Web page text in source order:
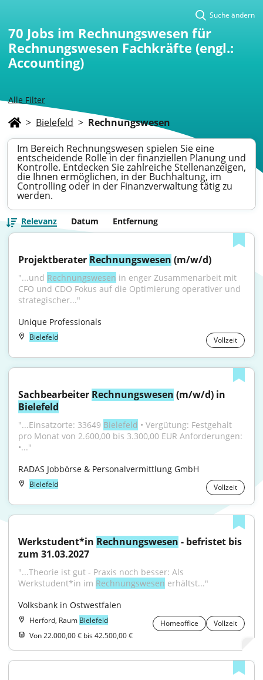
Alle Filter
Suche ändern
70 Jobs im Rechnungswesen für
Rechnungswesen Fachkräfte (engl.:
Accounting)
> Bielefeld > Rechnungswesen
Im Bereich Rechnungswesen spielen Sie eine
entscheidende Rolle in der finanziellen Planung und
Kontrolle. Entdecken Sie zahlreiche Stellenanzeigen,
die Ihnen ermöglichen, in der Buchhaltung, im
Controlling oder in der Finanzverwaltung tätig zu
werden.
Relevanz Datum Entfernung
Projektberater Rechnungswesen (m/w/d)
"...und Rechnungswesen in enger Zusammenarbeit mit
CFO und CDO Fokus auf die Optimierung operativer und
strategischer..."
Unique Professionals
Bielefeld Vollzeit
Sachbearbeiter Rechnungswesen
Bielefeld
"...Einsatzorte: 33649 Bielefeld • Vergütung: Festgehalt
pro Monat von 2.600,00 bis 3.300,00 EUR Anforderungen:
•..."
RADAS Jobbörse & Personalvermittlung GmbH
Bielefeld Vollzeit
Werkstudent*in Rechnungswesen - befristet bis
zum 31.03.2027
"...Theorie ist gut - Praxis noch besser: Als
Werkstudent*in im Rechnungswesen erhältst..."
Volksbank in Ostwestfalen
Herford, Raum Bielefeld Homeoffice
Vollzeit
Von 22.000,00 € bis 42.500,00 €